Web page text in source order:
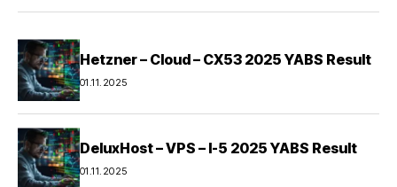
Hetzner – Cloud – CX53 2025 YABS Result
01.11.2025
DeluxHost – VPS – I-5 2025 YABS Result
01.11.2025